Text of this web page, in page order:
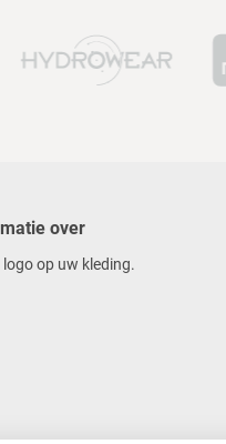
over
logo op uw kleding.